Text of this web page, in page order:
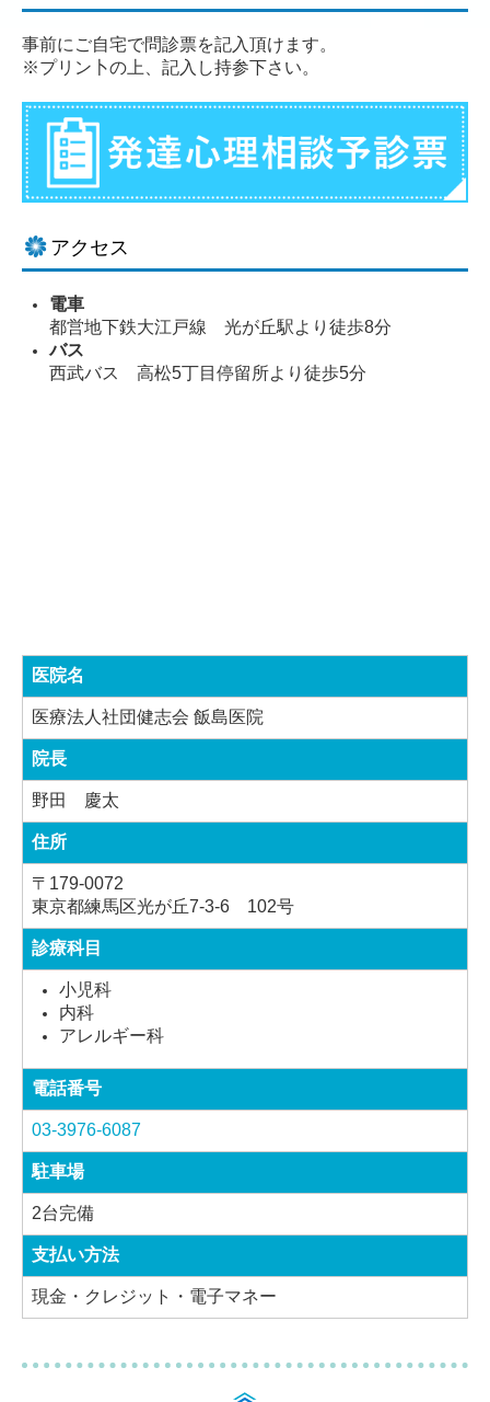
事前にご自宅で問診票を記入頂けます。
※プリン卜の上、記入し持参下さい。
アクセス
電車
都営地下鉄大江戸線 光が丘駅より徒歩8分
バス
西武バス 高松5丁目停留所より徒歩5分
医院名
医療法人社団健志会 飯島医院
院長
野田 慶太
住所
〒179-0072
東京都練馬区光が丘7-3-6 102号
診療科目
小児科
内科
アレルギー科
電話番号
03-3976-6087
駐車場
2台完備
支払い方法
現金・クレジット・電子マネー